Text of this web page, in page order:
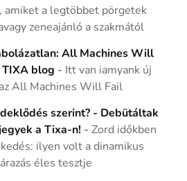
amiket a legtöbbet pörgetek
zeneajánló a szakmától
All Machines Will
blog - Itt van iamyank új
All Machines Will Fail
szerint? - Debütáltak
a Tixa-n! -Zord időkben
ilyen volt a dinamikus
éles tesztje